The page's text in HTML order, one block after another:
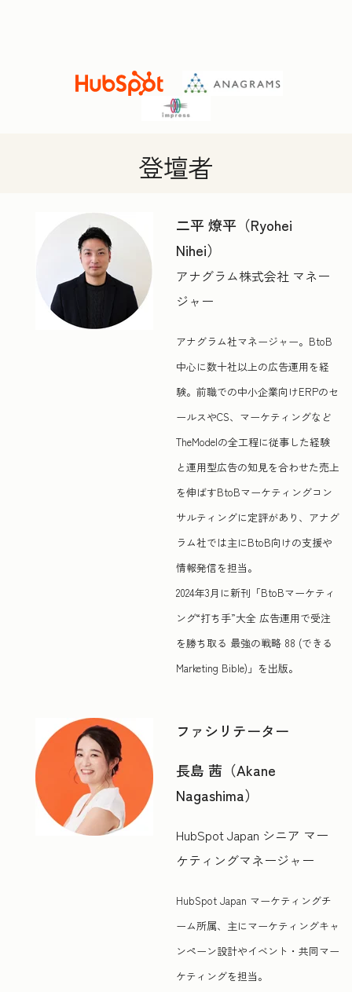
登壇者
二平 燎平（Ryohei
Nihei）
アナグラム株式会社 マネー
ジャー
アナグラム社マネージャー。BtoB
中心に数十社以上の広告運用を経
験。前職での中小企業向けERPのセ
ールスやCS、マーケティングなど
TheModelの全工程に従事した経験
と運用型広告の知見を合わせた売上
を伸ばすBtoBマーケティングコン
サルティングに定評があり、アナグ
ラム社では主にBtoB向けの支援や
情報発信を担当。
2024年3月に新刊「BtoBマーケティ
ング“打ち手”大全 広告運用で受注
を勝ち取る 最強の戦略 88 (できる
Marketing Bible)」を出版。
ファシリテーター
長島 茜（Akane
Nagashima）
HubSpot Japan シニア マー
ケティングマネージャー
HubSpot Japan マーケティングチ
ーム所属、主にマーケティングキャ
ンペーン設計やイベント・共同マー
ケティングを担当。